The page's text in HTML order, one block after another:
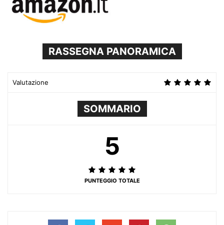
RASSEGNA PANORAMICA
Valutazione
SOMMARIO
5
PUNTEGGIO TOTALE